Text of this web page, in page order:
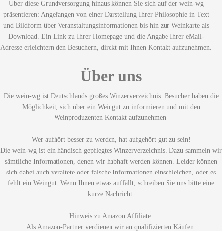
Über diese Grundversorgung hinaus können Sie sich auf der wein-wg
präsentieren: Angefangen von einer Darstellung Ihrer Philosophie in Text
und Bildform über Veranstaltungsinformationen bis hin zur Weinkarte als
Download. Ein Link zu Ihrer Homepage und die Angabe Ihrer eMail-
Adresse erleichtern den Besuchern, direkt mit Ihnen Kontakt aufzunehmen.
Über uns
Die wein-wg ist Deutschlands großes Winzerverzeichnis. Besucher haben die
Möglichkeit, sich über ein Weingut zu informieren und mit den
Weinproduzenten Kontakt aufzunehmen.
Wer aufhört besser zu werden, hat aufgehört gut zu sein!
Die wein-wg ist ein händisch gepflegtes Winzerverzeichnis. Dazu sammeln wir
sämtliche Informationen, denen wir habhaft werden können. Leider können
sich dabei auch veraltete oder falsche Informationen einschleichen, oder es
fehlt ein Weingut. Wenn Ihnen etwas auffällt, schreiben Sie uns bitte eine
kurze Nachricht.
Hinweis zu Amazon Affiliate:
Als Amazon-Partner verdienen wir an qualifizierten Käufen.